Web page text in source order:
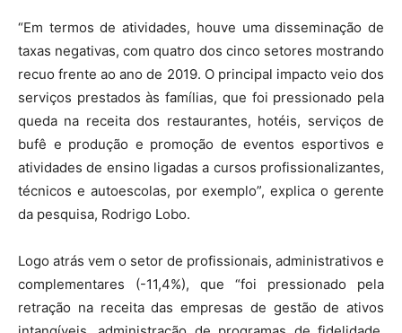
“Em termos de atividades, houve uma disseminação de
taxas negativas, com quatro dos cinco setores mostrando
recuo frente ao ano de 2019. O principal impacto veio dos
serviços prestados às famílias, que foi pressionado pela
queda na receita dos restaurantes, hotéis, serviços de
bufê e produção e promoção de eventos esportivos e
atividades de ensino ligadas a cursos profissionalizantes,
técnicos e autoescolas, por exemplo”, explica o gerente
da pesquisa, Rodrigo Lobo.
Logo atrás vem o setor de profissionais, administrativos e
complementares (-11,4%), que “foi pressionado pela
retração na receita das empresas de gestão de ativos